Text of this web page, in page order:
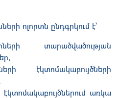
ոլորտն ընդգրկում է՝
տարածվածության
էկտոմակաբույծների
առկա